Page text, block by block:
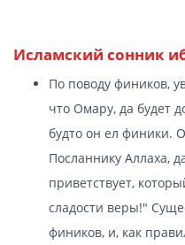
Исламский сонник
По поводу фиников,
что Омару, да будет
будто он ел финики.
Посланнику Аллаха,
приветствует,
сладости веры!"
фиников, и, как